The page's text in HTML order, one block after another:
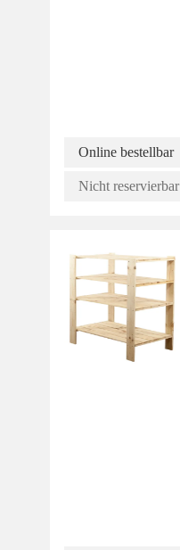
Online bestellbar
Nicht reservierbar